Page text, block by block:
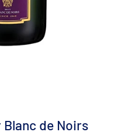
de Noirs